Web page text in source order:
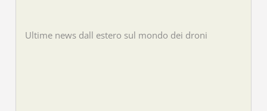
Ultime news dall estero sul mondo dei droni